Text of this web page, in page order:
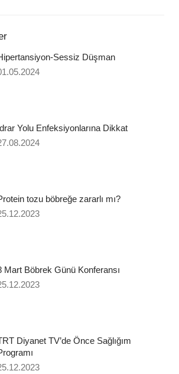
Sessiz Düşman
Yolu Enfeksiyonlarına Dikkat
tozu böbreğe zararlı mı?
Mart Böbrek Günü Konferansı
Diyanet TV’de Önce Sağlığım